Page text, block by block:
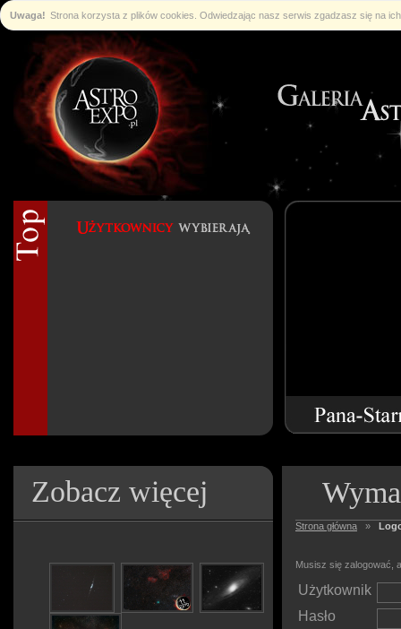
Uwaga! Strona korzysta z plików cookies. Odwiedzając nasz serwis zgadzasz się na
Zobacz więcej
Strona główna »
Musisz się zalogować,
Użytkownik
Hasło